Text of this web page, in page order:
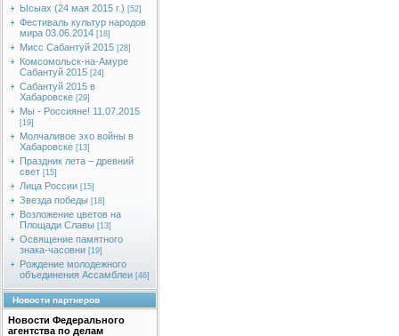
Ысыах (24 мая 2015 г.) [52]
Фестиваль культур народов
мира 03.06.2014 [18]
Мисс Сабантуй 2015 [28]
Комсомольск-на-Амуре
Сабантуй 2015 [24]
Сабантуй 2015 в
Хабаровске [29]
Мы - Россияне! 11.07.2015
[19]
Молчаливое эхо войны в
Хабаровске [13]
Праздник лета – древний
свет [15]
Лица России [15]
Звезда победы [18]
Возложение цветов на
Площади Славы [13]
Освящение памятного
знака-часовни [19]
Рождение молодежного
объединения Ассамблеи [46]
Новости партнеров
Новости Федерального
агентства по делам